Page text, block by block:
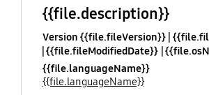
{{file.description}}
Version {{file.fileVersion}}
{{file.fileModifiedDate}}
{{file.languageName}}
{{file.languageName}}